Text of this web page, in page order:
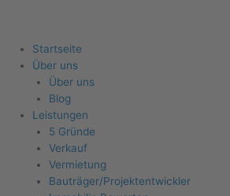
Startseite
Über uns
Über uns
Blog
Leistungen
5 Gründe
Verkauf
Vermietung
Bauträger/Projektentwickler